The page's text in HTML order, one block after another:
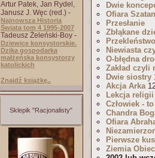
Artur Patek, Jan Rydel,
Janusz J. Węc (red.) -
Najnowsza Historia
Świata tom 4 1995-2007
Tadeusz Żeleński-Boy -
Dziewice konsystorskie.
Dzika gospodarka
małżeńska konsystorzy
katolickich
Znajdź książkę..
Sklepik "Racjonalisty"
Dwie
Ofiara
Przesłanie
Zbłąkane
Niewiasta
O-błędna
Zakład czyli
Dwie siostry
Akcja Arka
Lekcja religii
Człowiek -
Chandra
Ofiara
Pierwsze
Ziemia